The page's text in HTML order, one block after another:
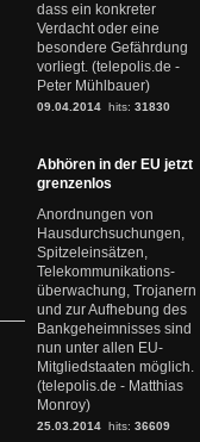
dass ein konkreter
Verdacht oder eine
besondere Gefährdung
vorliegt. (telepolis.de -
Peter Mühlbauer)
09.04.2014 hits: 31830
Abhören in der EU jetzt
grenzenlos
Anordnungen von
Hausdurchsuchungen,
Spitzeleinsätzen,
Telekommunikations-
überwachung, Trojanern
und zur Aufhebung des
Bankgeheimnisses sind
nun unter allen EU-
Mitgliedstaaten möglich.
(telepolis.de - Matthias
Monroy)
25.03.2014 hits: 36609